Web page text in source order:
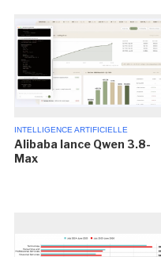
INTELLIGENCE ARTIFICIELLE
Alibaba lance Qwen 3.8-
Max